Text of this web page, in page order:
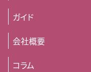
ガイド
会社概要
コラム